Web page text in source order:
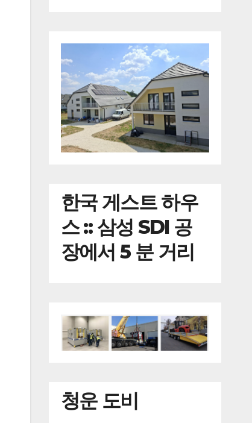
한국 게스트 하우
스 :: 삼성 SDI 공
장에서 5 분 거리
청운 도비